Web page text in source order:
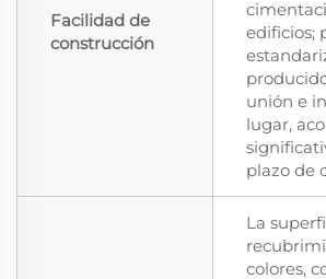
Facilidad de
construcción
edificios;
unión e
lugar,
plazo de
La
colores,